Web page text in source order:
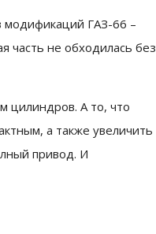
модификаций ГАЗ-66 –
часть не обходилась без
цилиндров. А то, что
а также увеличить
привод. И